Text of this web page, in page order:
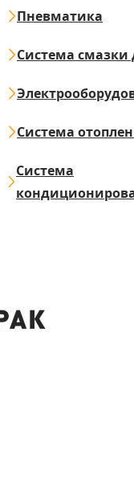
Пневматика
Система смазки
Система
Система